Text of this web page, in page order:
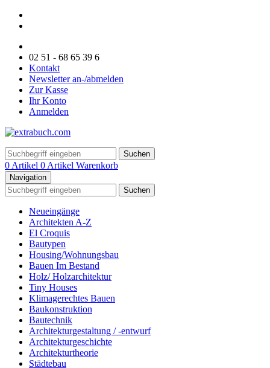
02 51 - 68 65 39 6
Kontakt
Newsletter an-/abmelden
Zur Kasse
Ihr Konto
Anmelden
Suchen
0 Artikel 0 Artikel Warenkorb
Navigation
Suchen
Neueingänge
Architekten A-Z
El Croquis
Bautypen
Housing/Wohnungsbau
Bauen Im Bestand
Holz/ Holzarchitektur
Tiny Houses
Klimagerechtes Bauen
Baukonstruktion
Bautechnik
Architekturgestaltung / -entwurf
Architekturgeschichte
Architekturtheorie
Städtebau